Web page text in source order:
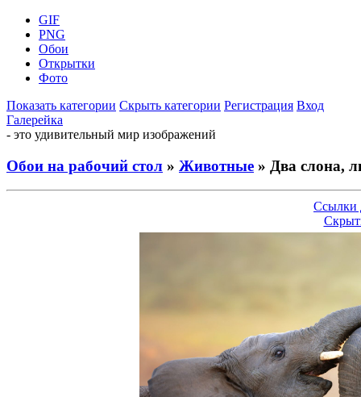
GIF
PNG
Обои
Открытки
Фото
Показать категории Скрыть категории Регистрация Вход
Галерейка
- это удивительный мир изображений
Обои на рабочий стол » Животные » Два слона,
Ссылки